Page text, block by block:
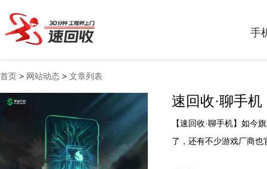
手
首页 > 网站动态 > 文章列表
速回收·聊手
【速回收·聊手机】如今
了，还有不少游戏厂商